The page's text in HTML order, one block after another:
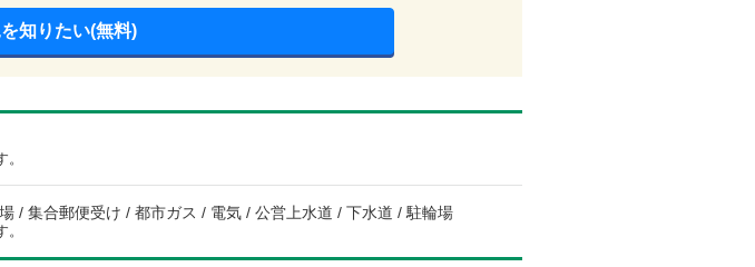
知りたい(無料)
/ 集合郵便受け / 都市ガス / 電気 / 公営上水道 / 下水道 / 駐輪場